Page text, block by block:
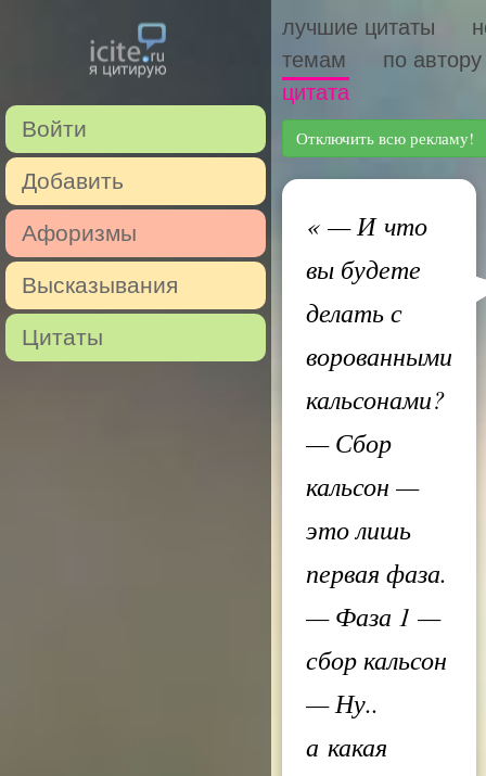
Войти
Добавить
Афоризмы
Высказывания
Цитаты
лучшие цитаты
темам
по автору
цитата
Отключить всю рекламу!
«— И что
вы будете
делать с
ворованными
кальсонами?
— Сбор
кальсон —
это лишь
первая фаза.
— Фаза 1 —
сбор кальсон
— Ну..
а какая